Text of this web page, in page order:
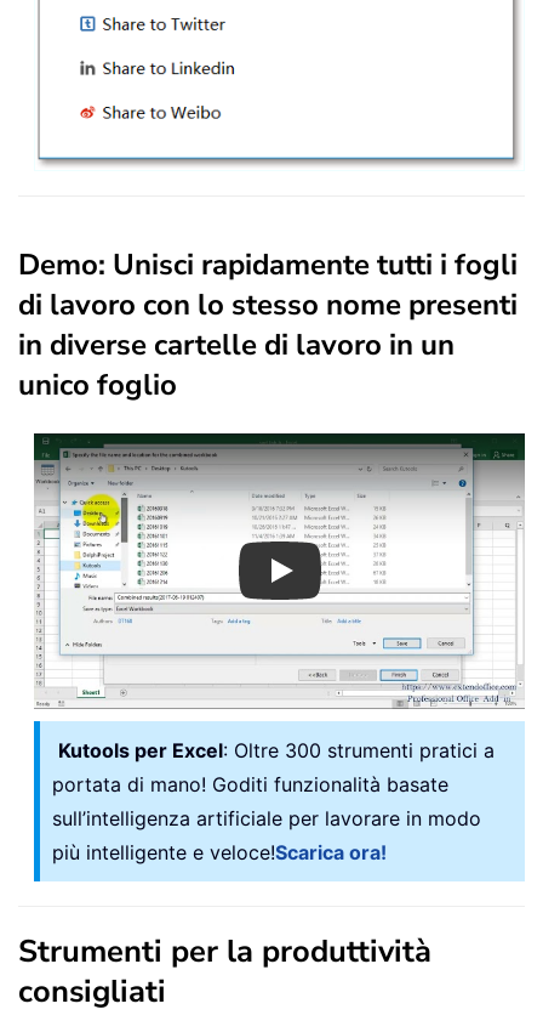
Demo: Unisci rapidamente tutti i fogli
di lavoro con lo stesso nome presenti
in diverse cartelle di lavoro in un
unico foglio
Play
Kutools per Excel: Oltre 300 strumenti pratici a
portata di mano! Goditi funzionalità basate
sull’intelligenza artificiale per lavorare in modo
più intelligente e veloce!Scarica ora!
Strumenti per la produttività
consigliati